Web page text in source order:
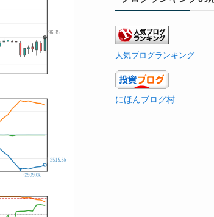
人気ブログランキング
にほんブログ村